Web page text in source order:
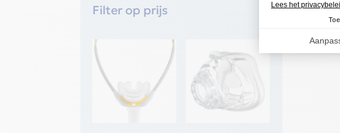
Filter op prijs